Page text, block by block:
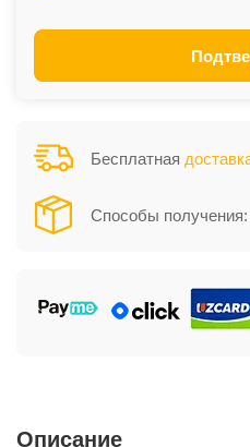
Бесплатная
Способы
Описание